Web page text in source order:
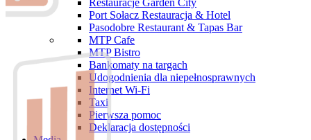
Restauracje Garden City
Port Sołacz Restauracja & Hotel
Pasodobre Restaurant & Tapas Bar
MTP Cafe
MTP Bistro
Bankomaty na targach
Udogodnienia dla niepełnosprawnych
Internet Wi-Fi
Taxi
Pierwsza pomoc
Deklaracja dostępności